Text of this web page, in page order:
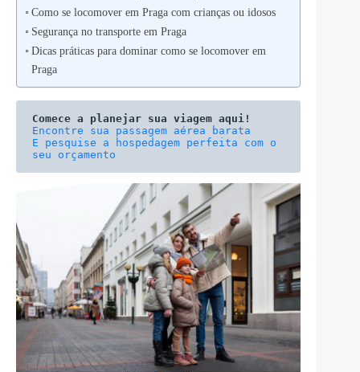
Como se locomover em Praga com crianças ou idosos
Segurança no transporte em Praga
Dicas práticas para dominar como se locomover em
Praga
Comece a planejar sua viagem aqui!
E pesquise a hospedagem perfeita com o
seu orçamento